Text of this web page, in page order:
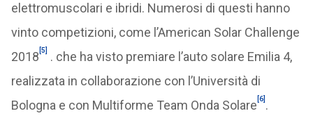
elettromuscolari e ibridi. Numerosi di questi hanno
vinto competizioni, come l’American Solar Challenge
2018 [5]
. che ha visto premiare l’auto solare Emilia 4,
realizzata in collaborazione con l’Università di
Bologna e con Multiforme Team Onda Solare [6] .